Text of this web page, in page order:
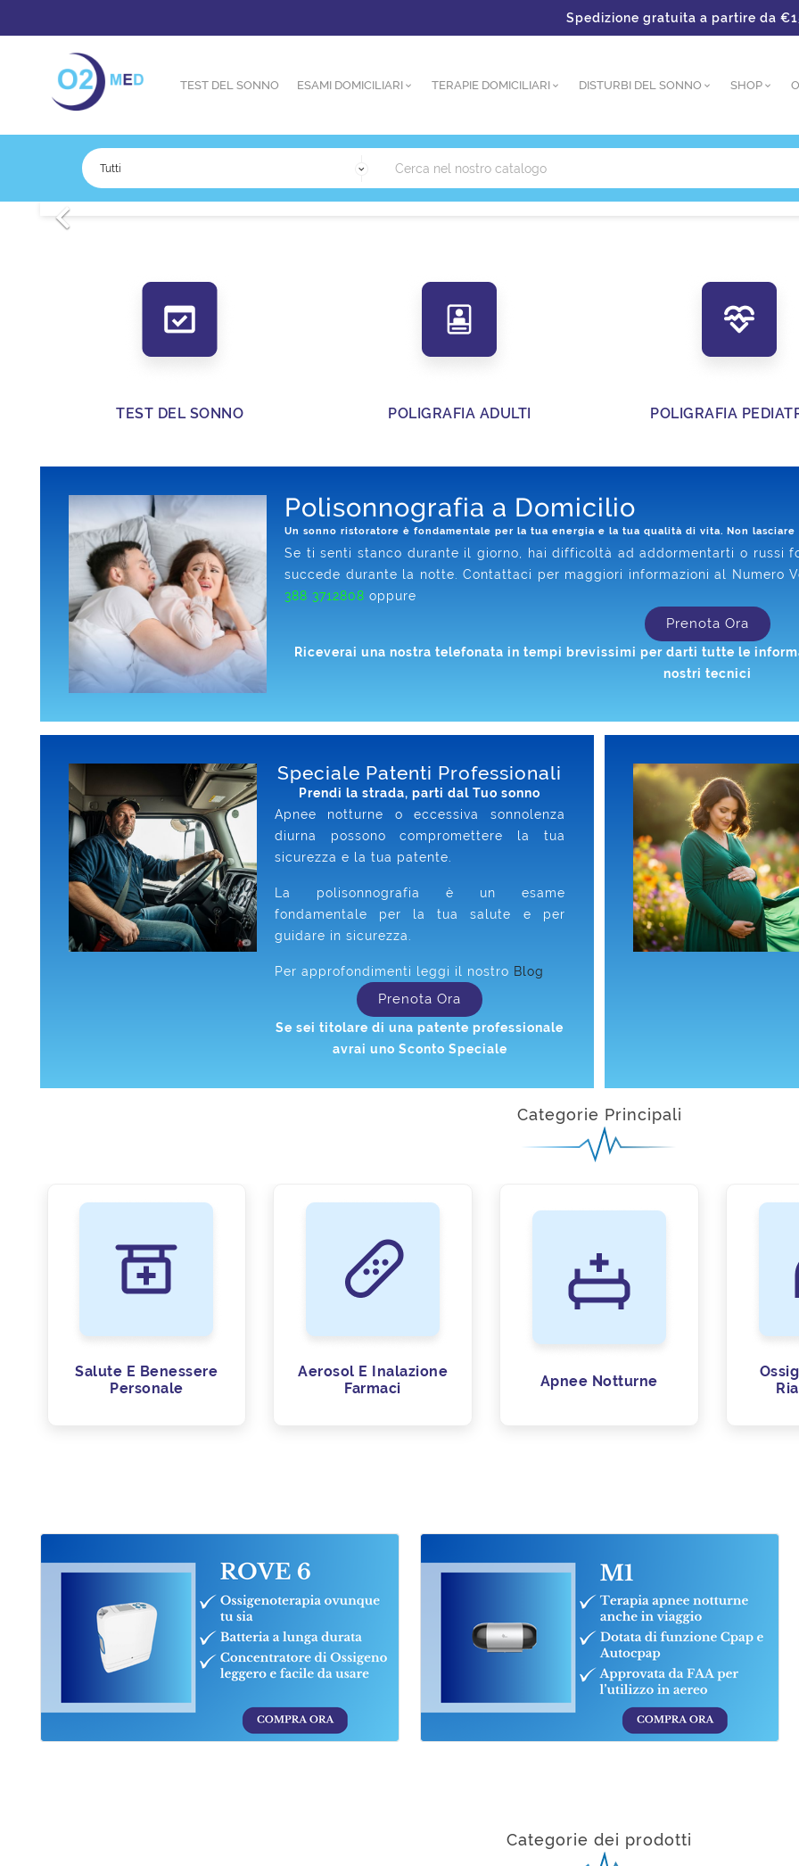
Spedizione gratuita a partire da €150 –
TEST DEL SONNO ESAMI DOMICILIARI TERAPIE DOMICILIARI DISTURBI DEL SONNO SHOP

TEST DEL SONNO POLIGRAFIA ADULTI POLIGRAFIA
Polisonnografia a Domicilio
Un sonno ristoratore è fondamentale per la tua energia e la tua qualità di vita. Non
Se ti senti stanco durante il giorno, hai difficoltà ad addormentarti o russi
succede durante la notte. Contattaci per maggiori informazioni al Numero
388 3712808 oppure
Prenota Ora
Riceverai una nostra telefonata in tempi brevissimi per darti tutte le
nostri tecnici
Speciale Patenti Professionali
Prendi la strada, parti dal Tuo sonno
Apnee notturne o eccessiva sonnolenza
diurna possono compromettere la tua
sicurezza e la tua patente.
La polisonnografia è un esame
fondamentale per la tua salute e per
guidare in sicurezza.
Per approfondimenti leggi il nostro Blog
Prenota Ora
Se sei titolare di una patente professionale
avrai uno Sconto Speciale
Categorie Principali
Salute E Benessere
Personale
Aerosol E Inalazione
Farmaci
Apnee Notturne
Categorie dei prodotti